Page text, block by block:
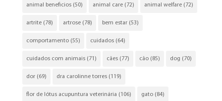
animal beneficios(50) animal care(72) animal welfare(72)
artrite(78) artrose(78) bem estar(53)
comportamento(55) cuidados(64)
cuidados com animais(71) cães(77) cão(85) dog (70)
dor(69) dra carolinne torres(119)
flor de lótus acupuntura veterinária (106) gato(84)